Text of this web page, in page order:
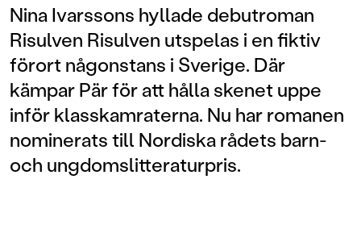
Nina Ivarssons hyllade debutroman
Risulven Risulven utspelas i en fiktiv
förort någonstans i Sverige. Där
kämpar Pär för att hålla skenet uppe
inför klasskamraterna. Nu har romanen
nominerats till Nordiska rådets barn-
och ungdomslitteraturpris.